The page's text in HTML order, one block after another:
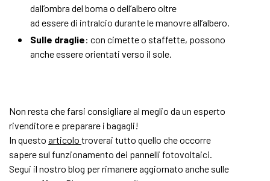
dall’ombra del boma o dell’albero oltre
ad essere di intralcio durante le manovre all’albero.
Sulle draglie: con cimette o staffette, possono
anche essere orientati verso il sole.
Non resta che farsi consigliare al meglio da un esperto
rivenditore e preparare i bagagli!
In questo articolo troverai tutto quello che occorre
sapere sul funzionamento dei pannelli fotovoltaici.
Segui il nostro blog per rimanere aggiornato anche sulle